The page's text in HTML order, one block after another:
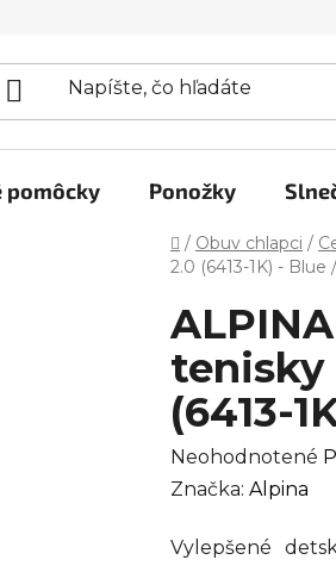
pomôcky Ponožky
Domov
/ Obuv chlapci /
2.0 (6413-1K) - Blue
tenisky
(6413-
Priemerné
hodnotenie
je
Neohodnotené
Značka: Alpina
Vylepšené